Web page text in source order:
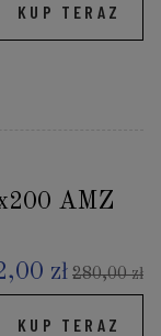
KUP TERAZ
AMZ
zł 280,00 zł
KUP TERAZ